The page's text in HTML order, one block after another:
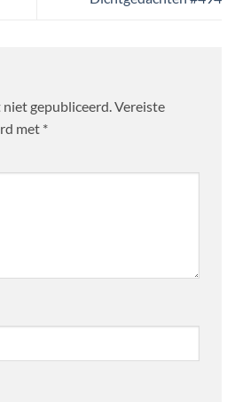
gepubliceerd.Vereiste
met *